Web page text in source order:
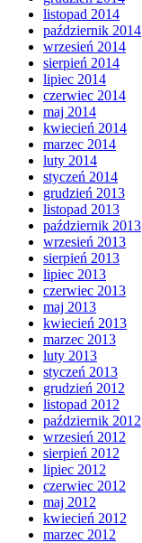
listopad 2014
październik 2014
wrzesień 2014
sierpień 2014
lipiec 2014
czerwiec 2014
maj 2014
kwiecień 2014
marzec 2014
luty 2014
styczeń 2014
grudzień 2013
listopad 2013
październik 2013
wrzesień 2013
sierpień 2013
lipiec 2013
czerwiec 2013
maj 2013
kwiecień 2013
marzec 2013
luty 2013
styczeń 2013
grudzień 2012
listopad 2012
październik 2012
wrzesień 2012
sierpień 2012
lipiec 2012
czerwiec 2012
maj 2012
kwiecień 2012
marzec 2012